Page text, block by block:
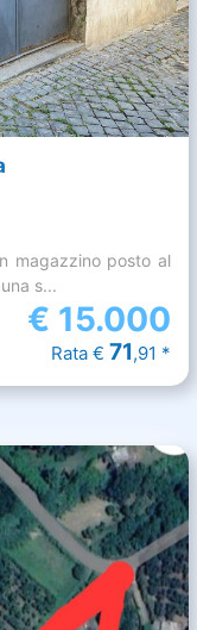
magazzino posto al
s...
€ 15.000
Rata € 71,91 *